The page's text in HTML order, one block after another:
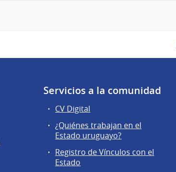
Servicios a la comunidad
CV Digital
¿Quiénes trabajan en el
Estado uruguayo?
Registro de Vínculos con el
Estado